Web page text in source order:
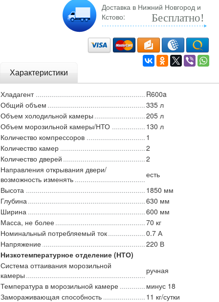
Доставка в Нижний Новгород и
Кстово:
Бесплатно!
Характеристики
Хладагент
R600a
Общий объем
335 л
Объем холодильной камеры
205 л
Объем морозильной камеры/НТО
130 л
Количество компрессоров
1
Количество камер
2
Количество дверей
2
Направления открывания двери/
возможность изменять
есть
Высота
1850 мм
Глубина
630 мм
Ширина
600 мм
Масса, не более
70 кг
Номинальный потребляемый ток
0.7 А
Напряжение
220 В
Низкотемпературное отделение (НТО)
Система оттаивания морозильной
камеры
ручная
Температура в морозильной камере
минус 18
Замораживающая способность
11 кг/сутки